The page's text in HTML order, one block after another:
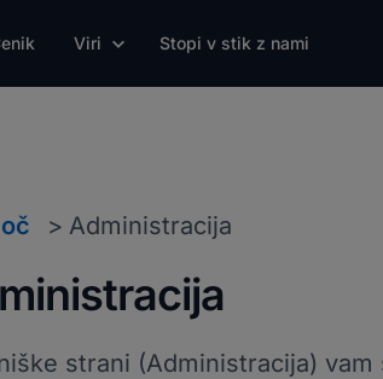
Viri Stopi v stik z nami
Administracija
strani (Administracija)